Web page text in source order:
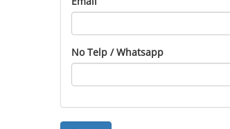
No Telp / Whatsapp